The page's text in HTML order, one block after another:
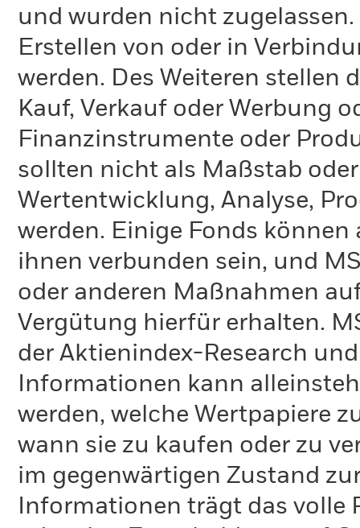
und wurden nicht
Erstellen von oder in
werden. Des Weiteren stellen
Kauf, Verkauf oder Werbung
Finanzinstrumente oder
sollten nicht als Maßstab
Wertentwicklung, Analyse,
werden. Einige Fonds
ihnen verbunden sein, und
oder anderen Maßnahmen
Vergütung hierfür erhalten.
der Aktienindex-Research
Informationen kann
werden, welche Wertpapiere
wann sie zu kaufen oder zu
im gegenwärtigen Zustand
Informationen trägt das volle